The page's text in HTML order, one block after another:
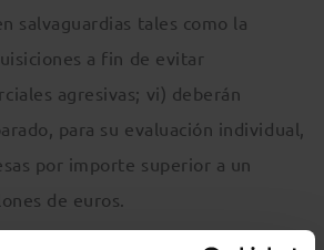
salvaguardias tales como la
a fin de evitar
agresivas; vi) deberán
para su evaluación individual,
por importe superior a un
de euros.